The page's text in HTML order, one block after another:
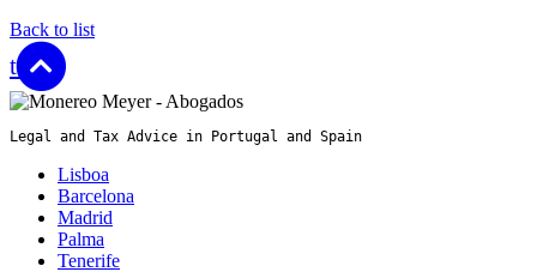
Back to list
top
Legal and Tax Advice in Portugal and Spain
Lisboa
Barcelona
Madrid
Palma
Tenerife